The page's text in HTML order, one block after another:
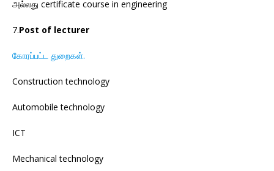
அல்லது certificate course in engineering
7.Post of lecturer
கோரப்பட்ட துறைகள்.
Construction technology
Automobile technology
ICT
Mechanical technology